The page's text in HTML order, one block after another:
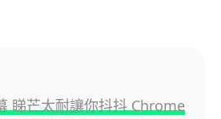
睇芒太耐讓你抖抖 Chrome